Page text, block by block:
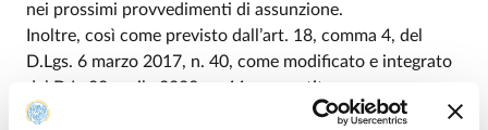
nei prossimi provvedimenti di assunzione.
Inoltre, così come previsto dall’art. 18, comma 4, del
D.Lgs. 6 marzo 2017, n. 40, come modificato e integrato
dal D.L. 22 aprile 2023, n. 44, convertito, con
modificazioni, dalle Legge 21 giugno 2023, n. 74, con il